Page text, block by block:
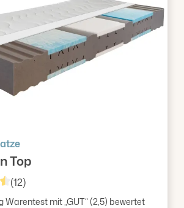
Website ändern oder widerrufen.
Top
Bewertung von 4.42 von 5
(12)
Warentest mit „GUT“ (2,5) bewertet